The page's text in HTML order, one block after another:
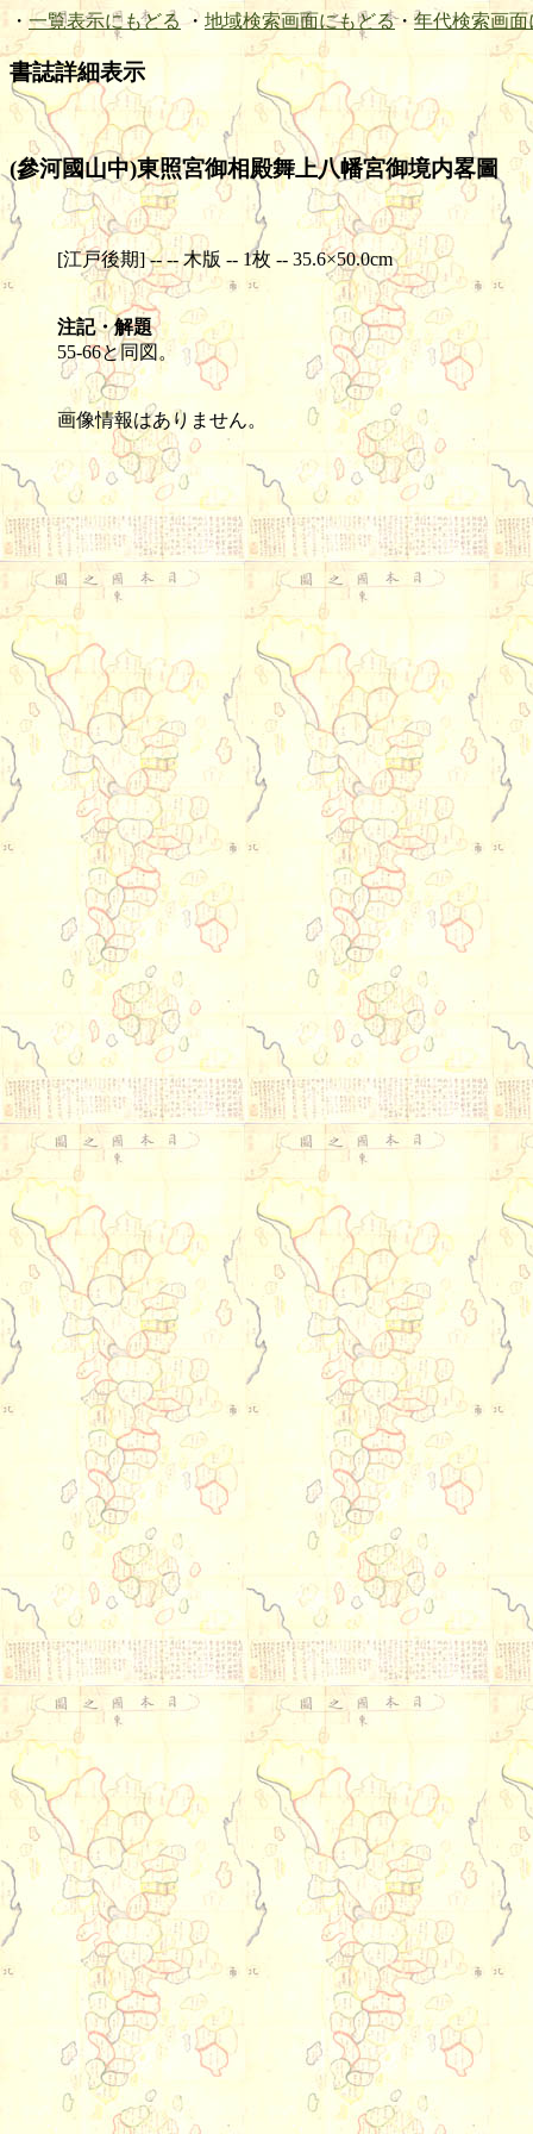
・ 一覧表示にもどる ・ 地域検索画面にもどる・ 年代検索画面
書誌詳細表示
(參河國山中)東照宮御相殿舞上八幡宮御境内畧圖
[江戸後期] -- -- 木版 -- 1枚 -- 35.6×50.0cm
注記・解題
55-66と同図。
画像情報はありません。